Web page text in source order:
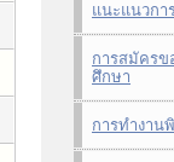
แนะแนวกา
การสมัครข
ศึกษา
การทำงาน